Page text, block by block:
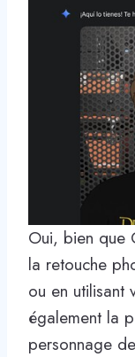
Oui, bien que
la retouche
ou en utilisant
également la
personnage